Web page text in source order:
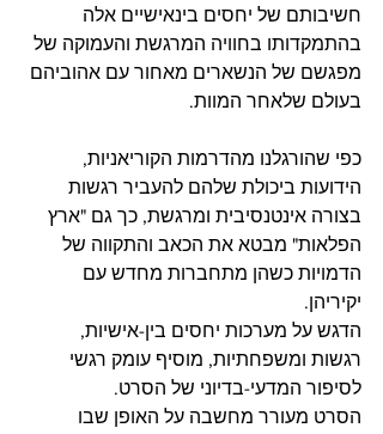
חשיבותם של יחסים בינאישיים אלה
בהתמקדותו בחוויה המרגשת והעמוקה של
מפגשם של הנשארים מאחור עם אהוביהם
בעולם שלאחר המוות.
כפי שהורגלנו מהדרמות הקוריאניות,
הידועות ביכולת שלהם להעביר רגשות
בצורה אינטנסיבית ומרגשת, כך גם "ארץ
הפלאות" מבטא את הכאב והתקווה של
הדמויות כשהן מתחברות מחדש עם
יקיריהן.
הדגש על מערכות יחסים בין-אישיות,
רגשות ומשפחתיות, מוסיף עומק רגשי
לסיפור המדעי-בדיוני של הסרט.
הסרט מעורר מחשבה על האופן שבו